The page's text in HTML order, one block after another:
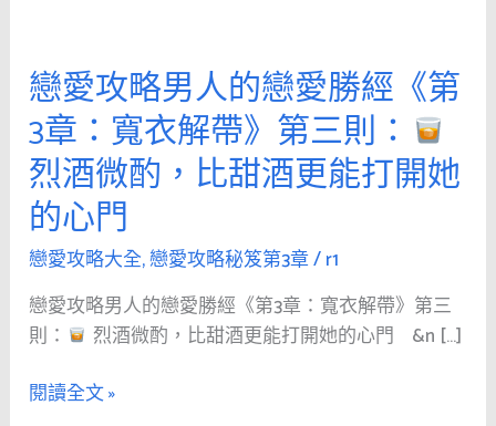
戀愛攻略男人的戀愛勝經《第
3章：寬衣解帶》第三則：
烈酒微酌，比甜酒更能打開她
的心門
戀愛攻略大全,戀愛攻略秘笈第3章/r1
戀愛攻略男人的戀愛勝經《第3章：寬衣解帶》第三
則：
烈酒微酌，比甜酒更能打開她的心門 &n […]
戀
愛
攻
略
男
人
的
戀
愛
勝
經
《第
閱讀全文 »